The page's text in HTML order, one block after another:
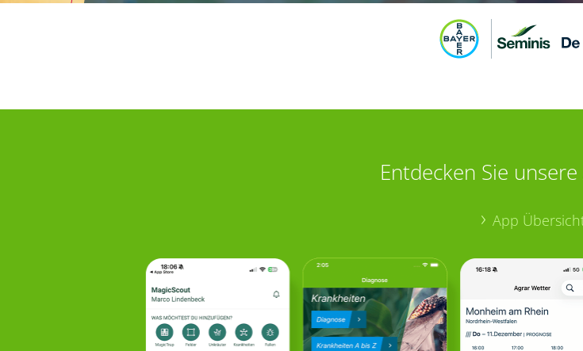
Entdecken Sie
App